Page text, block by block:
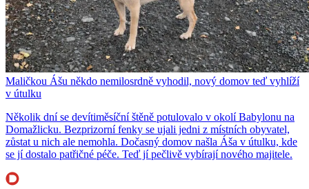
Maličkou Ášu někdo nemilosrdně vyhodil, nový domov teď vyhlíží
v útulku
Několik dní se devítiměsíční štěně potulovalo v okolí Babylonu na
Domažlicku. Bezprizorní fenky se ujali jedni z místních obyvatel,
zůstat u nich ale nemohla. Dočasný domov našla Áša v útulku, kde
se jí dostalo patřičné péče. Teď jí pečlivě vybírají nového majitele.